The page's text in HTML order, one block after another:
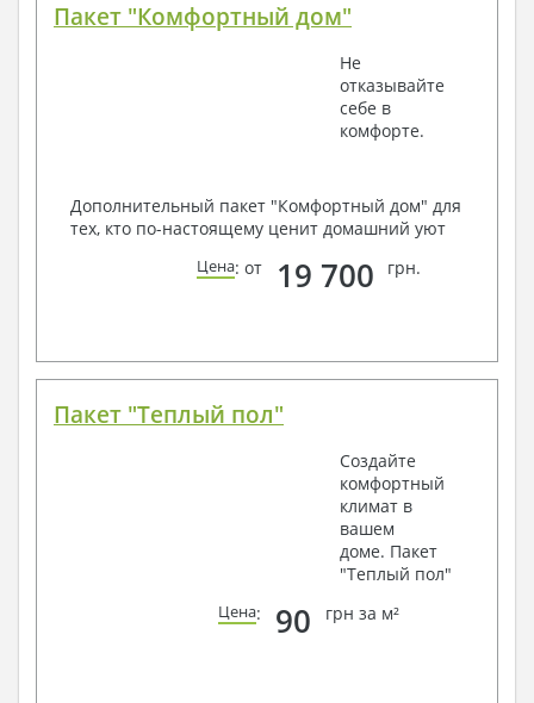
Пакет "Комфортный дом"
Не
отказывайте
себе в
комфорте.
Дополнительный пакет "Комфортный дом" для
тех, кто по-настоящему ценит домашний уют
Цена: от 19 700 грн.
Пакет "Теплый пол"
Создайте
комфортный
климат в
вашем
доме. Пакет
"Теплый пол"
Цена: 90 грн за м²